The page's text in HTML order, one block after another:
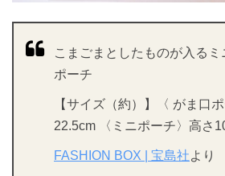
こまごまとしたものが入る
ポーチ
【サイズ（約）】〈 がま口
22.5cm 〈ミニポーチ〉高さ
FASHION BOX | 宝島社より